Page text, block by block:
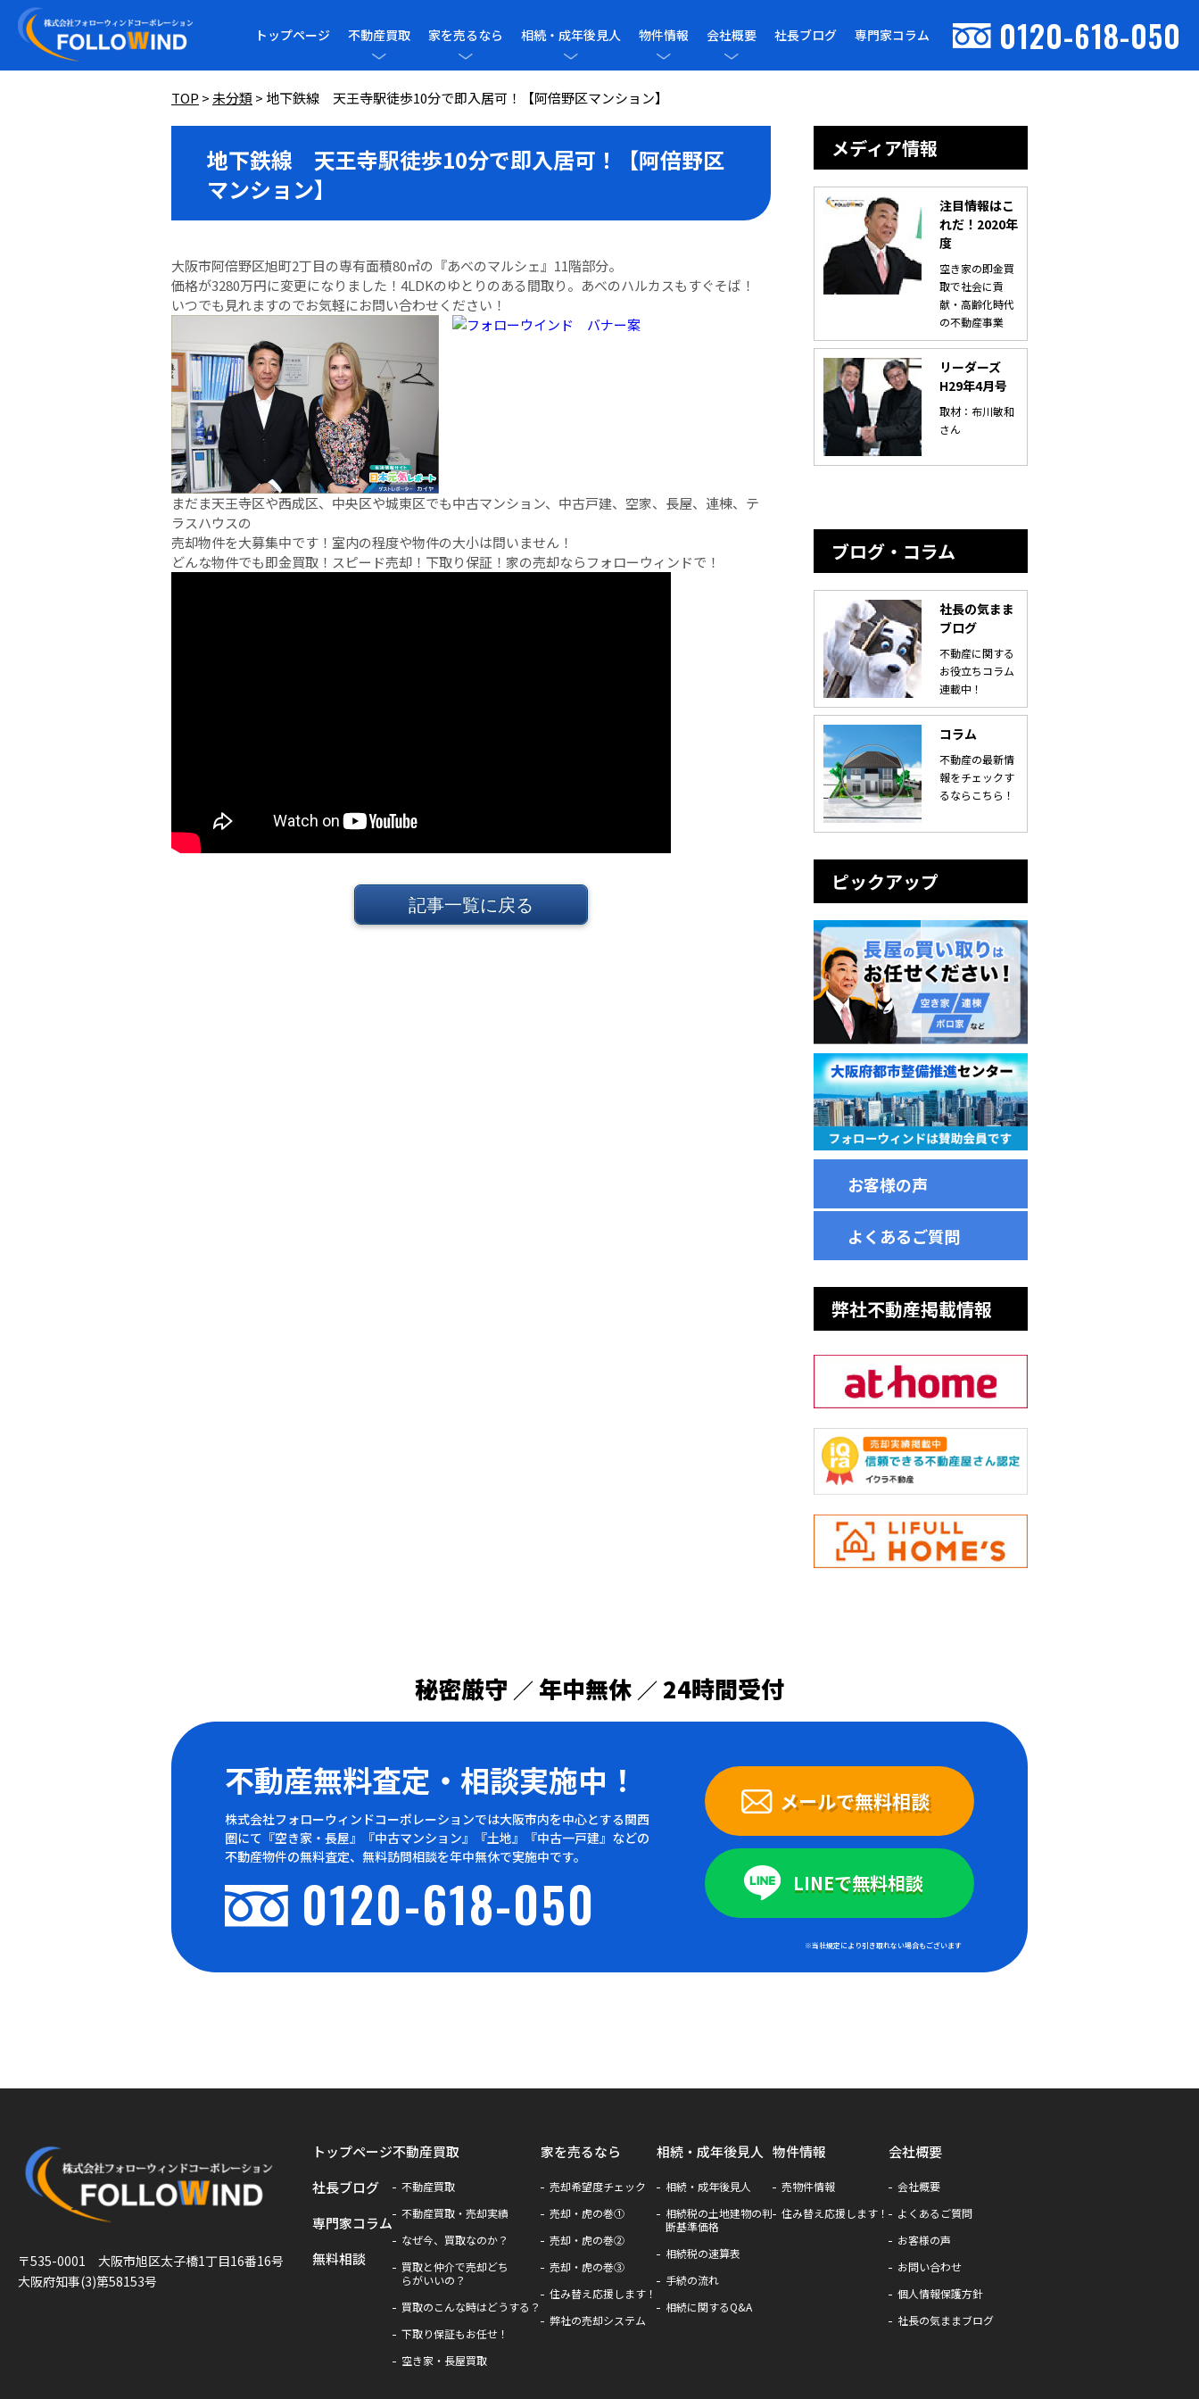
トップページ 不動産買取 家を売るなら 相続・成年後見人 物件情報 会社概要 社長ブログ 専門家コラム 0120-618-050
TOP > 未分類 > 地下鉄線 天王寺駅徒歩10分で即入居可！【阿倍野区マンション】
地下鉄線 天王寺駅徒歩10分で即入居可！【阿倍野区
マンション】
大阪市阿倍野区旭町2丁目の専有面積80㎡の『あべのマルシェ』11階部分。
価格が3280万円に変更になりました！4LDKのゆとりのある間取り。あべのハルカスもすぐそば！
いつでも見れますのでお気軽にお問い合わせください！
まだま天王寺区や西成区、中央区や城東区でも中古マンション、中古戸建、空家、長屋、連棟、テ
ラスハウスの
売却物件を大募集中です！室内の程度や物件の大小は問いません！
どんな物件でも即金買取！スピード売却！下取り保証！家の売却ならフォローウィンドで！
記事一覧に戻る
メディア情報
注目情報はこ
れだ！2020年
度
空き家の即金買
取で社会に貢
献・高齢化時代
の不動産事業
リーダーズ
H29年4月号
取材：布川敏和
さん
ブログ・コラム
社長の気まま
ブログ
不動産に関する
お役立ちコラム
連載中！
コラム
不動産の最新情
報をチェックす
るならこちら！
ピックアップ
お客様の声
よくあるご質問
弊社不動産掲載情報
秘密厳守 ／ 年中無休 ／ 24時間受付
不動産無料査定・ 相談実施中！
株式会社フォローウィンドコーポレーションでは大阪市内を中心とする関西
圏にて『空き家・長屋』『中古マンション』『土地』『中古一戸建』などの
不動産物件の無料査定、無料訪問相談を年中無休で実施中です。
0120-618-050
メールで無料相談
LINEで無料相談
※当社規定により引き取れない場合もございます
〒535-0001 大阪市旭区太子橋1丁目16番16号
大阪府知事(3)第58153号
トップページ
社長ブログ
専門家コラム
無料相談
不動産買取
不動産買取
不動産買取・売却実績
なぜ今、買取なのか？
買取と仲介で売却どち
らがいいの？
買取のこんな時はどうする？
下取り保証もお任せ！
空き家・長屋買取
家を売るなら
売却希望度チェック
売却・虎の巻①
売却・虎の巻②
売却・虎の巻③
住み替え応援します！
弊社の売却システム
相続・成年後見人
相続・成年後見人
相続税の土地建物の判
断基準価格
相続税の速算表
手続の流れ
相続に関するQ&A
物件情報
売物件情報
住み替え応援します！
会社概要
会社概要
よくあるご質問
お客様の声
お問い合わせ
個人情報保護方針
社長の気ままブログ